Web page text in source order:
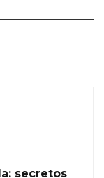
secretos